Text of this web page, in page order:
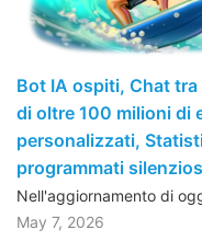
Bot IA ospiti, Chat
di oltre 100 milioni di
personalizzati,
programmati
Nell'aggiornamento di
May 7, 2026